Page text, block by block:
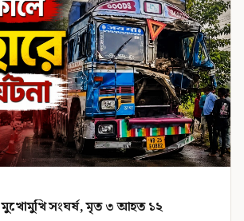
মুখোমুখি সংঘর্ষ, মৃত ৩ আহত ১২